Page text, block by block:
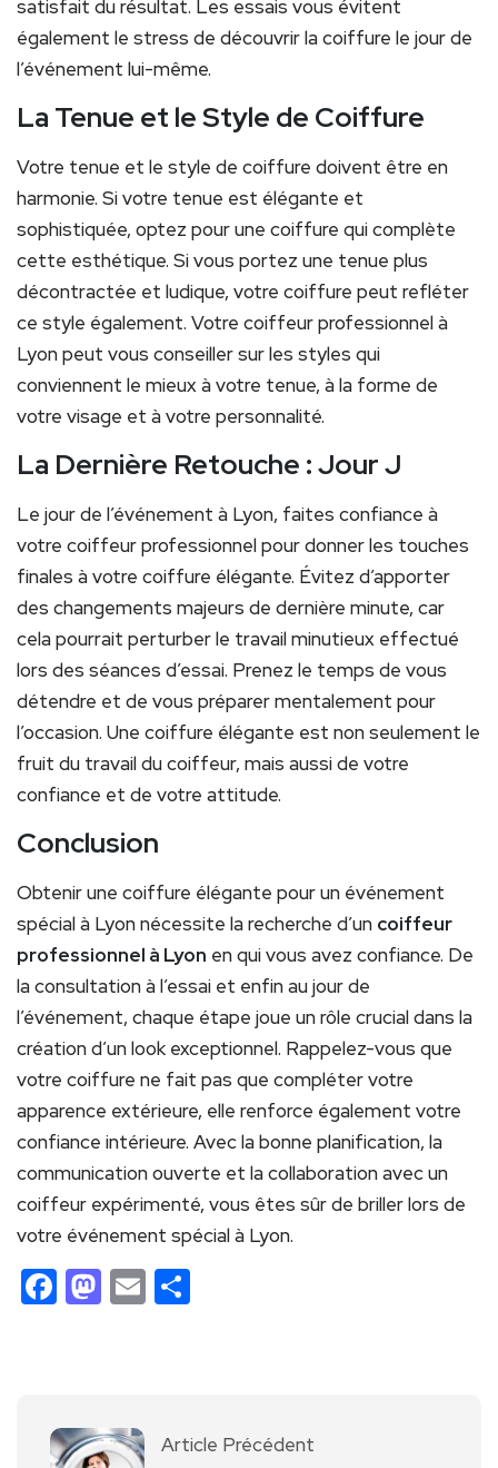
satisfait du résultat. Les essais vous évitent
également le stress de découvrir la coiffure le jour de
l’événement lui-même.
La Tenue et le Style de Coiffure
Votre tenue et le style de coiffure doivent être en
harmonie. Si votre tenue est élégante et
sophistiquée, optez pour une coiffure qui complète
cette esthétique. Si vous portez une tenue plus
décontractée et ludique, votre coiffure peut refléter
ce style également. Votre coiffeur professionnel à
Lyon peut vous conseiller sur les styles qui
conviennent le mieux à votre tenue, à la forme de
votre visage et à votre personnalité.
La Dernière Retouche : Jour J
Le jour de l’événement à Lyon, faites confiance à
votre coiffeur professionnel pour donner les touches
finales à votre coiffure élégante. Évitez d’apporter
des changements majeurs de dernière minute, car
cela pourrait perturber le travail minutieux effectué
lors des séances d’essai. Prenez le temps de vous
détendre et de vous préparer mentalement pour
l’occasion. Une coiffure élégante est non seulement le
fruit du travail du coiffeur, mais aussi de votre
confiance et de votre attitude.
Conclusion
Obtenir une coiffure élégante pour un événement
spécial à Lyon nécessite la recherche d’un coiffeur
professionnel à Lyon en qui vous avez confiance. De
la consultation à l’essai et enfin au jour de
l’événement, chaque étape joue un rôle crucial dans la
création d’un look exceptionnel. Rappelez-vous que
votre coiffure ne fait pas que compléter votre
apparence extérieure, elle renforce également votre
confiance intérieure. Avec la bonne planification, la
communication ouverte et la collaboration avec un
coiffeur expérimenté, vous êtes sûr de briller lors de
votre événement spécial à Lyon.
Facebook
Mastodon
Email
Article Précédent